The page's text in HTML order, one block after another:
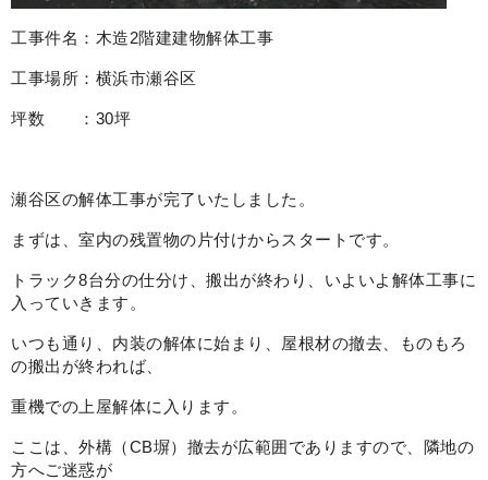
工事件名：木造2階建建物解体工事
工事場所：横浜市瀬谷区
坪数 ：30坪
瀬谷区の解体工事が完了いたしました。
まずは、室内の残置物の片付けからスタートです。
トラック8台分の仕分け、搬出が終わり、いよいよ解体工事に
入っていきます。
いつも通り、内装の解体に始まり、屋根材の撤去、ものもろ
の搬出が終われば、
重機での上屋解体に入ります。
ここは、外構（CB塀）撤去が広範囲でありますので、隣地の
方へご迷惑が